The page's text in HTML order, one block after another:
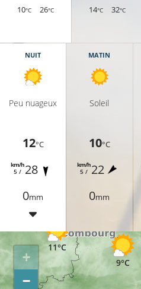
10°C 26°C 14°C 32°C
NUIT
Peu nuageux
12°C
5 /
km/h28
0mm
MATIN
Soleil
10°C
5 /
km/h22
0mm
11°C
9°C
+
−